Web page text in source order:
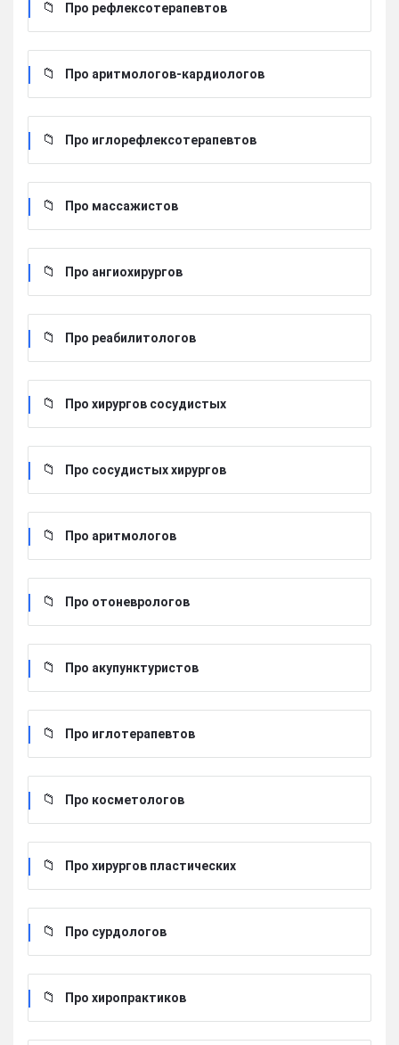
Про рефлексотерапевтов
Про аритмологов-кардиологов
Про иглорефлексотерапевтов
Про массажистов
Про ангиохирургов
Про реабилитологов
Про хирургов сосудистых
Про сосудистых хирургов
Про аритмологов
Про отоневрологов
Про акупунктуристов
Про иглотерапевтов
Про косметологов
Про хирургов пластических
Про сурдологов
Про хиропрактиков